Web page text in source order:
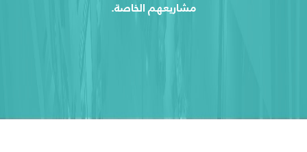
مشاريعهم الخاصة.